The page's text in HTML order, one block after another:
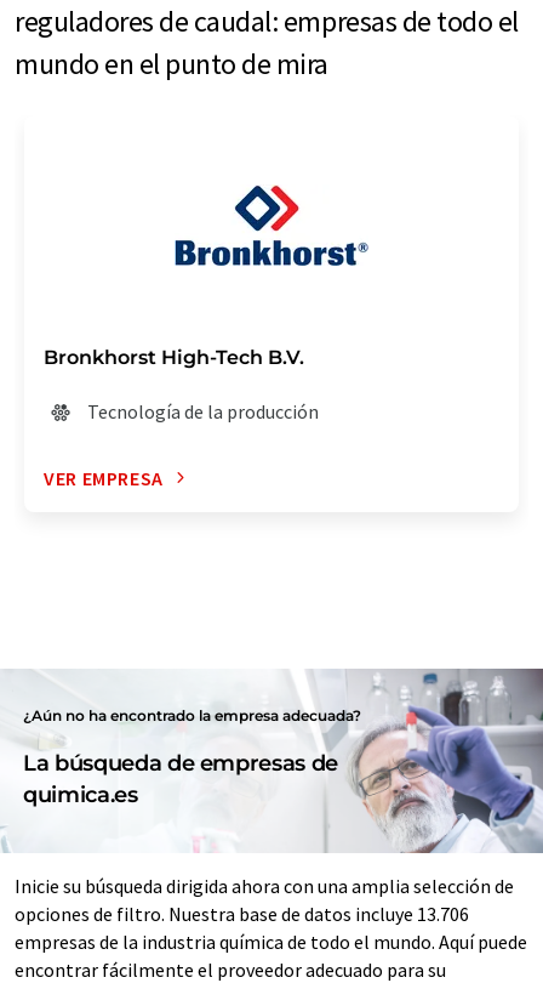
reguladores de caudal: empresas de todo el
mundo en el punto de mira
Bronkhorst High-Tech B.V.
Tecnología de la producción
VER EMPRESA
¿Aún no ha encontrado la empresa adecuada?
La búsqueda de empresas de
quimica.es
Inicie su búsqueda dirigida ahora con una amplia selección de
opciones de filtro. Nuestra base de datos incluye 13.706
empresas de la industria química de todo el mundo. Aquí puede
encontrar fácilmente el proveedor adecuado para su